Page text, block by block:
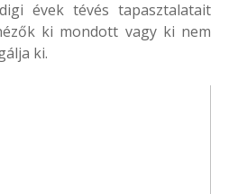
évek tévés tapasztalatait
ki mondott vagy ki nem
ki.